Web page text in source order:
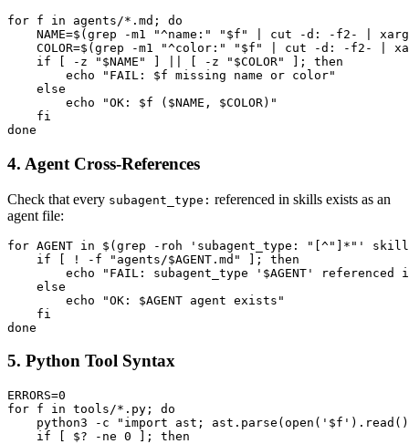
for f in agents/*.md; do
NAME=$(grep -m1 "^name:" "$f" | cut -d: -f2- |
COLOR=$(grep -m1 "^color:" "$f" | cut -d: -f2- |
    if [ -z "$NAME" ] || [ -z "$COLOR" ]; then
        echo "FAIL: $f missing name or color"
    else
        echo "OK: $f ($NAME, $COLOR)"
    fi
4. Agent Cross-References
Check that every subagent_type: referenced in skills exists as an
agent file:
for AGENT in $(grep -roh 'subagent_type: "[^"]*"'
    if [ ! -f "agents/$AGENT.md" ]; then
echo "FAIL: subagent_type '$AGENT' referenced
    else
        echo "OK: $AGENT agent exists"
    fi
5. Python Tool Syntax
ERRORS=0
for f in tools/*.py; do
python3 -c "import ast;
    if [ $? -ne 0 ]; then